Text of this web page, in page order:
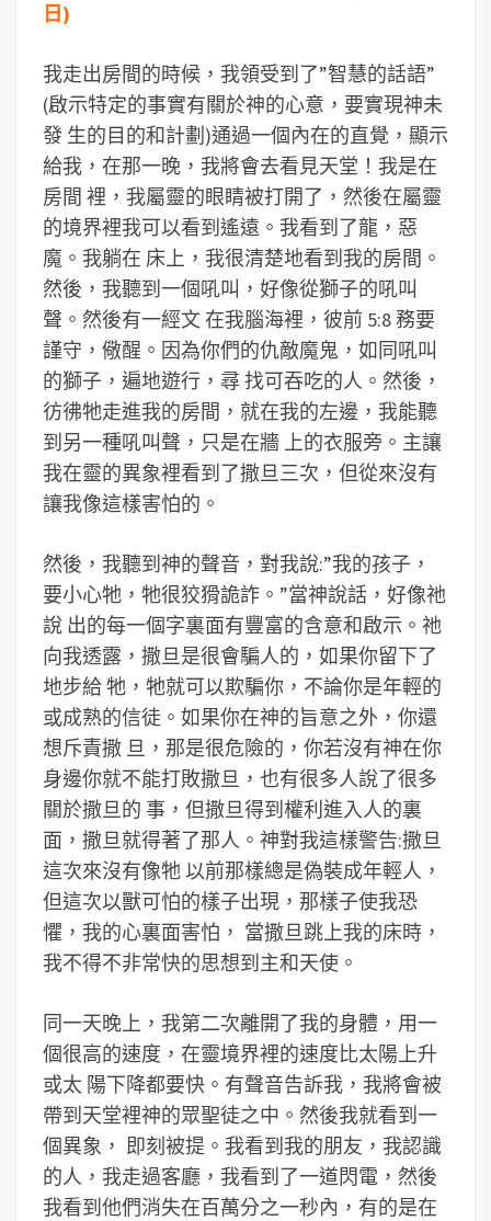
日)
我走出房間的時候，我領受到了”智慧的話語”
(啟示特定的事實有關於神的心意，要實現神未
發 生的目的和計劃)通過一個內在的直覺，顯示
給我，在那一晚，我將會去看見天堂！我是在
房間 裡，我屬靈的眼睛被打開了，然後在屬靈
的境界裡我可以看到遙遠。我看到了龍，惡
魔。我躺在 床上，我很清楚地看到我的房間。
然後，我聽到一個吼叫，好像從獅子的吼叫
聲。然後有一經文 在我腦海裡，彼前 5:8 務要
謹守，儆醒。因為你們的仇敵魔鬼，如同吼叫
的獅子，遍地遊行，尋 找可吞吃的人。然後，
彷彿牠走進我的房間，就在我的左邊，我能聽
到另一種吼叫聲，只是在牆 上的衣服旁。主讓
我在靈的異象裡看到了撒旦三次，但從來沒有
讓我像這樣害怕的。
然後，我聽到神的聲音，對我說:”我的孩子，
要小心牠，牠很狡猾詭詐。”當神說話，好像祂
說 出的每一個字裏面有豐富的含意和啟示。祂
向我透露，撒旦是很會騙人的，如果你留下了
地步給 牠，牠就可以欺騙你，不論你是年輕的
或成熟的信徒。如果你在神的旨意之外，你還
想斥責撒 旦，那是很危險的，你若沒有神在你
身邊你就不能打敗撒旦，也有很多人說了很多
關於撒旦的 事，但撒旦得到權利進入人的裏
面，撒旦就得著了那人。神對我這樣警告:撒旦
這次來沒有像牠 以前那樣總是偽裝成年輕人，
但這次以獸可怕的樣子出現，那樣子使我恐
懼，我的心裏面害怕， 當撒旦跳上我的床時，
我不得不非常快的思想到主和天使。
同一天晚上，我第二次離開了我的身體，用一
個很高的速度，在靈境界裡的速度比太陽上升
或太 陽下降都要快。有聲音告訴我，我將會被
帶到天堂裡神的眾聖徒之中。然後我就看到一
個異象， 即刻被提。我看到我的朋友，我認識
的人，我走過客廳，我看到了一道閃電，然後
我看到他們消失在百萬分之一秒內，有的是在